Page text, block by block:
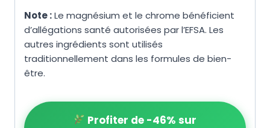
Note :Le magnésium et le chrome bénéficient
d’allégations santé autorisées par l’EFSA. Les
autres ingrédients sont utilisés
traditionnellement dans les formules de bien-
être.
Profiter de -46% sur